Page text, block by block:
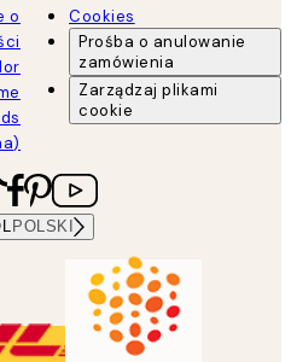
o
Cookies
Prośba o anulowanie
zamówienia
Zarządzaj plikami
cookie
POLSKI